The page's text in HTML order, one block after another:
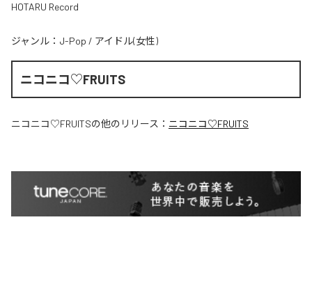
HOTARU Record
ジャンル： J-Pop / アイドル(女性)
ニコニコ♡FRUITS
ニコニコ♡FRUITSの他のリリース： ニコニコ♡FRUITS